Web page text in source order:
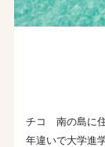
チコ 南の島に住
年違いで大学進